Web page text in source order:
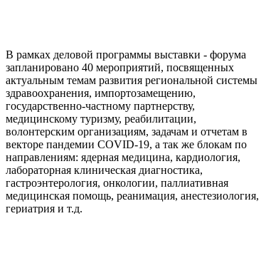
В рамках деловой программы выставки - форума
запланировано 40 мероприятий, посвященных
актуальным темам развития региональной системы
здравоохранения, импортозамещению,
государственно-частному партнерству,
медицинскому туризму, реабилитации,
волонтерским организациям, задачам и отчетам в
векторе пандемии COVID-19, а так же блокам по
направлениям: ядерная медицина, кардиология,
лабораторная клиническая диагностика,
гастроэнтерология, онкологии, паллиативная
медицинская помощь, реанимация, анестезиология,
гериатрия и т.д.